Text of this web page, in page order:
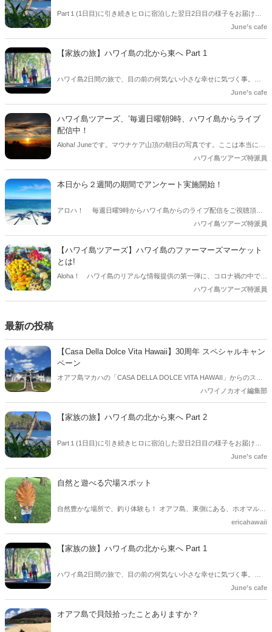
Part１(1日目)に引き続きヒロに宿泊した翌日2日目の様子をお届けし
ます。 自然に囲まれたボタニカルガーデンで理想の自分になる事に思
June’s cafe
【家族の旅】ハワイ島の北から東へ Part 1
ハワイ島2日間の旅で、目の前の何気ない小さな幸せに気づく事。
June’s cafe
ハワイ島ツアーズ、’毎週日曜朝9時、ハワイ島からライブ
配信中！
Aloha! Juneです。マウナケア山頂の朝日の写真です。ここは本当に神
ハワイ島ツアーズ特派員
本日から２週間の期間でアンケート実施開始！
アロハ！ 毎週日曜9時からハワイ島からのライブ配信をご視聴頂
き、誠にありがとうございます。この度、皆様からのフィードバック
品・運用を更に改善する為、アンケートを実施することになりました
ので、ここにお知らせします。
ハワイ島ツアーズ特派員
【ハワイ島ツアーズ】ハワイ島のファーマーズマーケット
とは!
Aloha！ ハワイ島のリアルな情報提供の第一弾に、コロナ禍の中で閉
鎖していたファーマーズマーケットも最近再開しました。その状況を
ハワイ島ツアーズ特派員
最新の投稿
【Casa Della Dolce Vita Hawaii】30周年 スペシャルキャン
ペーン
オアフ島マカハの「CASA DELLA DOLCE VITA HAWAII」からのスペ
シャルオファー！ 昨年年の8月に建設開始から30周年を迎えた記念キ
見です。
ハワイノカオイ編集部
【家族の旅】ハワイ島の北から東へ Part 2
Part１(1日目)に引き続きヒロに宿泊した翌日2日目の様子をお届けし
ます。 自然に囲まれたボタニカルガーデンで理想の自分になる事に思
June’s cafe
自然と遊べる穴場スポット
自然豊かな場所で、釣り体験も！ オアフ島、東側にある、ホオマルヒ
ericahawaii
【家族の旅】ハワイ島の北から東へ Part 1
ハワイ島2日間の旅で、目の前の何気ない小さな幸せに気づく事。
June’s cafe
オアフ島で貝殻拾ったことありますか？